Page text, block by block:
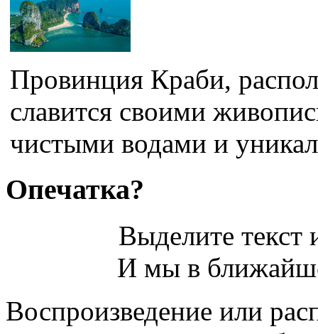
Провинция Краби,
славится своими
чистыми водами и
Опечатка?
Выделите
И мы в
Воспроизведение или